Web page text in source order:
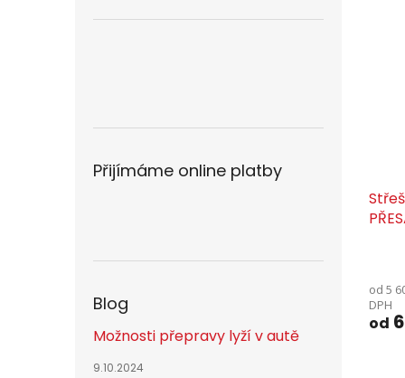
Přijímáme online platby
Blog
Možnosti přepravy lyží v autě
9.10.2024
od 5
DPH
od